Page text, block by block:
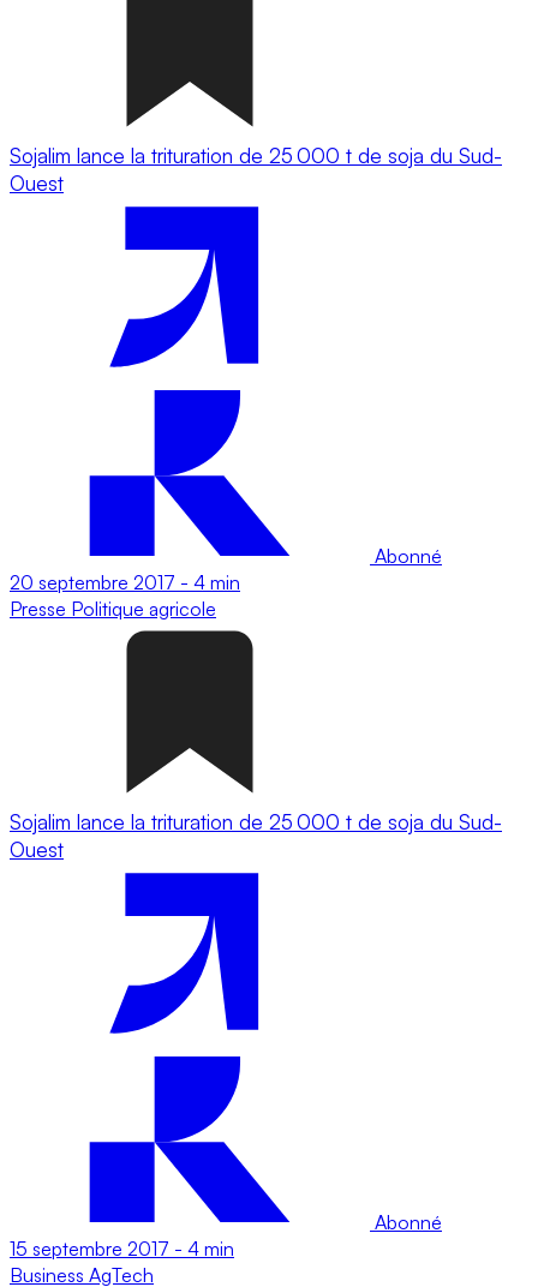
Sojalim lance la trituration de 25 000 t de soja du Sud-
Ouest
Abonné
20 septembre 2017 - 4 min
Presse Politique agricole
Sojalim lance la trituration de 25 000 t de soja du Sud-
Ouest
Abonné
15 septembre 2017 - 4 min
Business AgTech